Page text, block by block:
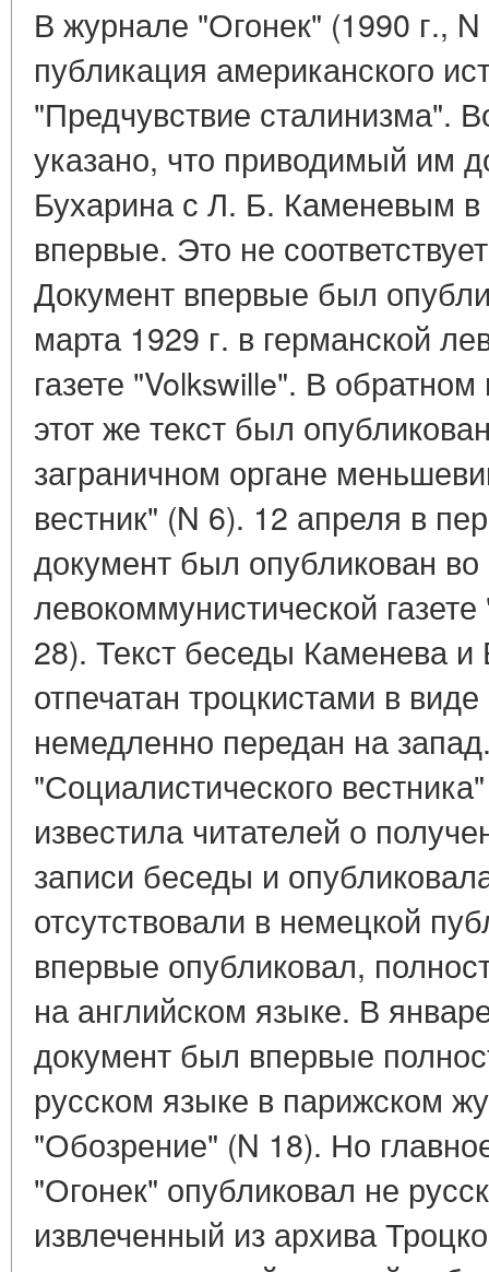
В журнале "Огонек" (1990 г.,
публикация американского
"Предчувствие сталинизма".
указано, что приводимый им
Бухарина с Л. Б. Каменевым в
впервые. Это не
Документ впервые был
марта 1929 г. в германской
газете "Volkswille". В
этот же текст был
заграничном органе
вестник" (N 6). 12 апреля в
документ был опубликован
левокоммунистической
28). Текст беседы Каменева
отпечатан троцкистами в
немедленно передан на
"Социалистического
известила читателей о
записи беседы и
отсутствовали в немецкой
впервые опубликовал,
на английском языке. В
документ был впервые
русском языке в парижском
"Обозрение" (N 18). Но
"Огонек" опубликовал не
извлеченный из архива